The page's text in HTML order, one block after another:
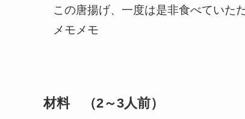
この唐揚げ、一度は是非食べてい
メモメモ
材料 （2～3人前）